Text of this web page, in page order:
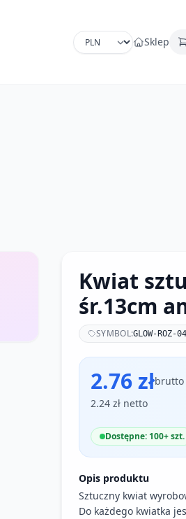
Sklep
Kwiat
śr.13cm
SYMBOL:GLOW-ROZ-
2.76 złbrutto
2.24 zł netto
Dostępne: 100+ szt.
Opis produktu
Sztuczny kwiat
Do każdego kwiatka